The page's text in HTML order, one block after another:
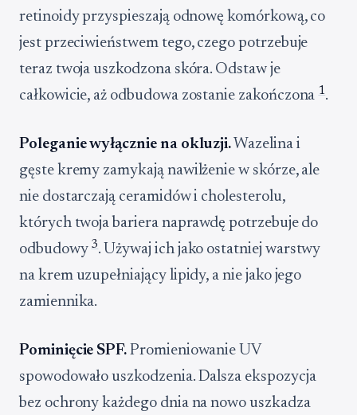
retinoidy przyspieszają odnowę komórkową, co
jest przeciwieństwem tego, czego potrzebuje
teraz twoja uszkodzona skóra. Odstaw je
całkowicie, aż odbudowa zostanie zakończona1.
Poleganie wyłącznie na okluzji. Wazelina i
gęste kremy zamykają nawilżenie w skórze, ale
nie dostarczają ceramidów i cholesterolu,
których twoja bariera naprawdę potrzebuje do
odbudowy 3. Używaj ich jako ostatniej warstwy
na krem uzupełniający lipidy, a nie jako jego
zamiennika.
Pominięcie SPF. Promieniowanie UV
spowodowało uszkodzenia. Dalsza ekspozycja
bez ochrony każdego dnia na nowo uszkadza